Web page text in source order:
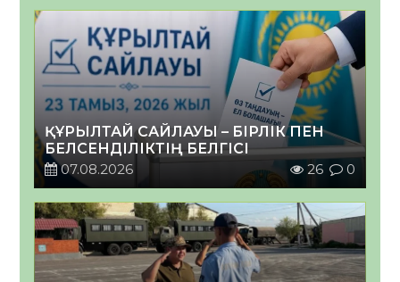
ҚҰРЫЛТАЙ САЙЛАУЫ – БІРЛІК ПЕН
БЕЛСЕНДІЛІКТІҢ БЕЛГІСІ
07.08.2026
26 0